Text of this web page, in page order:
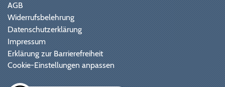
AGB
Widerrufsbelehrung
Datenschutzerklärung
Impressum
Erklärung zur Barrierefreiheit
Cookie-Einstellungen anpassen